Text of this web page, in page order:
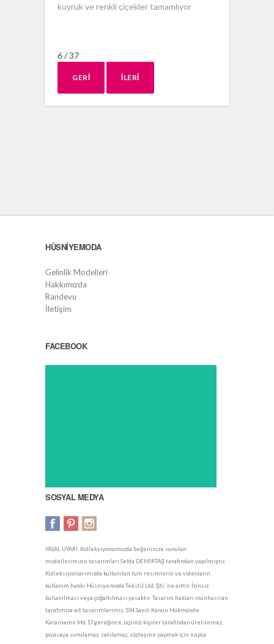
kuyruk ve renkli çiçekler tamamlıyor
6 / 37
HÜSNIYEMODA
Gelinlik Modelleri
Hakkımızda
Randevu
İletişim
FACEBOOK
SOSYAL MEDYA
YASAL UYARI: Kolleksiyonumuzda beğeninize sunulan
modellerimizin tasarımları Selda DEMİRTAŞ tarafından yapılmıştır.
Kolleksiyonlarımızda kullanılan tüm resimlerin ve videoların
kullanım hakkı Hüsniyemoda Tekstil Ltd. Şti.`ne aittir. İzinsiz
kullanılması veya çoğaltılması yasaktır. Tasarım hakları münhasıran
tarafımıza ait tasarımlarımız, 554 Sayılı Kanun Hükmünde
Kararname Md.17 gereğince, üçüncü kişiler tarafından üretilemez,
piyasaya sunulamaz, satılamaz, sözleşme yapmak için icapta